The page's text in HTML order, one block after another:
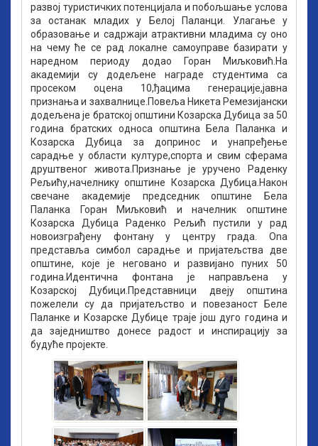
развој туристичких потенцијала и побољшање услова
за останак младих у Белој Паланци. Улагање у
образовање и садржаји атрактивни младима су оно
на чему ће се рад локалне самоуправе базирати у
наредном периоду додао Горан Миљковић.На
академији су додељене награде студентима са
просеком оцена 10,ђацима генерације,јавна
признања и захвалнице.Повеља Никета Ремезијански
додељена је братској општини Козарска Дубица за 50
година братских односа општина Бела Паланка и
Козарска Дубица за допринос и унапређење
сарадње у области културе,спорта и свим сферама
друштвеног живота.Признање је уручено Раденку
Рељићу,начелнику општине Козарска Дубица.Након
свечане академије председник општине Бела
Паланка Горан Миљковић и начелник општине
Козарска Дубица Раденко Рељић пустили у рад
новоизграђену фонтану у центру града. Ona
представља симбол сарадње и пријатељства две
општине, које је неговано и развијано пуних 50
година.Идентична фонтана је направљена у
Козарскoj Дубици.Представници двеју општина
пожелели су да пријатељство и повезаност Беле
Паланке и Козарске Дубице траје још дуго година и
да заједништво донесе радост и инспирацију за
будуће пројекте.